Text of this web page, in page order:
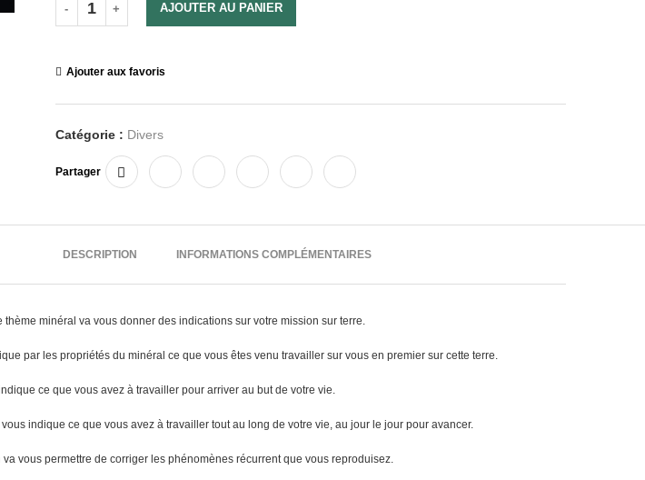
AJOUTER AU PANIER
Ajouter aux favoris
Catégorie : Divers
Partager
DESCRIPTION INFORMATIONS COMPLÉMENTAIRES
thème minéral va vous donner des indications sur votre mission sur terre.
par les propriétés du minéral ce que vous êtes venu travailler sur vous en premier sur cette terre.
ce que vous avez à travailler pour arriver au but de votre vie.
indique ce que vous avez à travailler tout au long de votre vie, au jour le jour pour avancer.
va vous permettre de corriger les phénomènes récurrent que vous reproduisez.